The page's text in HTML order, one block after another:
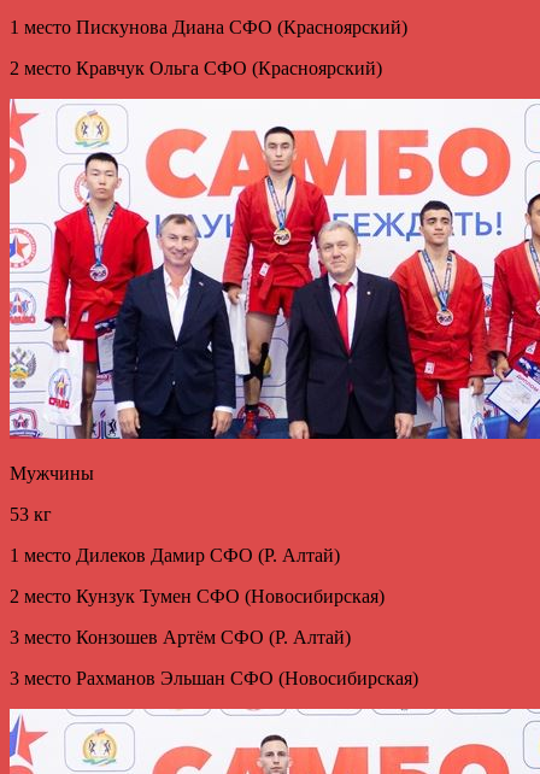
1 место Пискунова Диана СФО (Красноярский)
2 место Кравчук Ольга СФО (Красноярский)
Мужчины
53 кг
1 место Дилеков Дамир СФО (Р. Алтай)
2 место Кунзук Тумен СФО (Новосибирская)
3 место Конзошев Артём СФО (Р. Алтай)
3 место Рахманов Эльшан СФО (Новосибирская)